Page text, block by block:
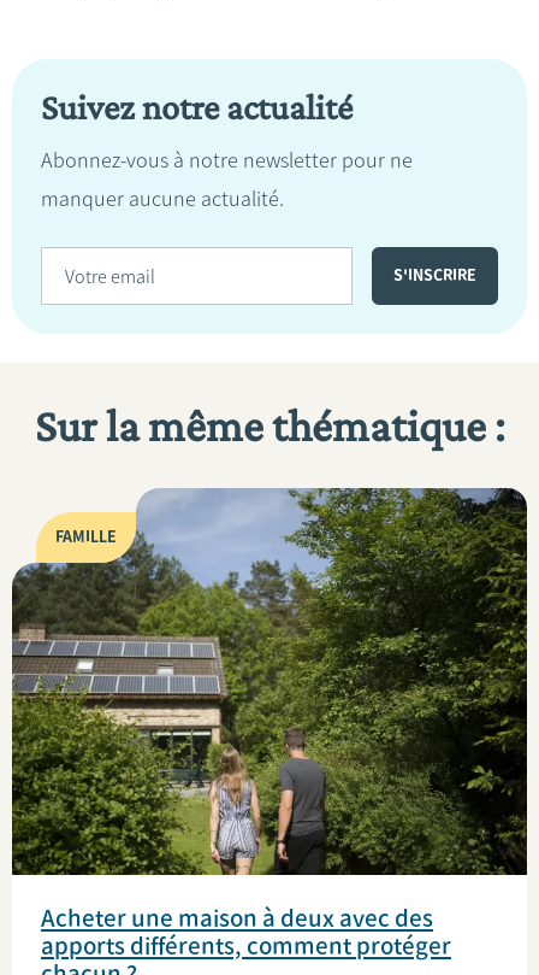
Suivez notre actualité
Abonnez-vous à notre newsletter pour ne
manquer aucune actualité.
Sur la même thématique :
FAMILLE
Acheter une maison à deux avec des
apports différents, comment protéger